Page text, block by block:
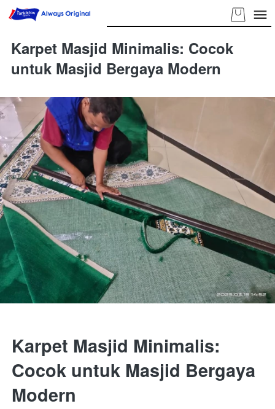
Karpet Masjid Minimalis: Cocok
untuk Masjid Bergaya Modern
Karpet Masjid Minimalis:
Cocok untuk Masjid Bergaya
Modern